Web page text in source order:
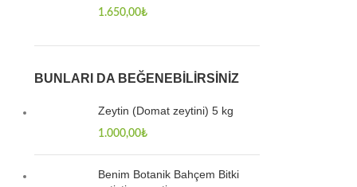
1.650,00₺
BUNLARI DA BEĞENEBILIRSINIZ
Zeytin (Domat zeytini) 5 kg
1.000,00₺
Benim Botanik Bahçem Bitki